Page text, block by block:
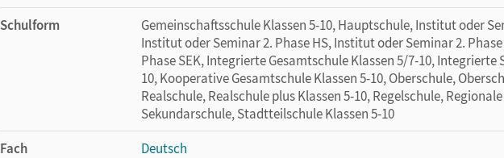
Schulform
Gemeinschaftsschule Klassen 5-10, Hauptschule, Institut oder
Institut oder Seminar 2. Phase HS, Institut oder Seminar 2.
Phase SEK, Integrierte Gesamtschule Klassen 5/7-10, Integrierte
10, Kooperative Gesamtschule Klassen 5-10, Oberschule,
Realschule, Realschule plus Klassen 5-10, Regelschule,
Sekundarschule, Stadtteilschule Klassen 5-10
Fach
Deutsch